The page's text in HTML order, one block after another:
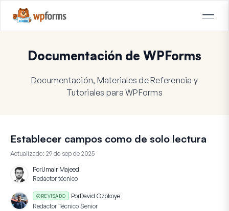
Documentación de WPForms
Documentación, Materiales de Referencia y
Tutoriales para WPForms
Establecer campos como de solo lectura
Actualizado: 29 de sep de 2025
PorUmair Majeed
Redactor técnico
REVISADO PorDavid Ozokoye
Redactor Técnico Senior